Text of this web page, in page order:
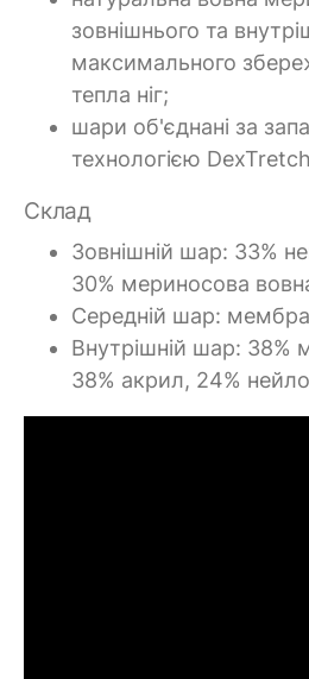
зовнішнього та
максимального
тепла ніг;
шари об'єднані за
технологією
Склад
Зовнішній шар: 33%
30% мериносова
Середній шар:
Внутрішній шар: 38%
38% акрил, 24%